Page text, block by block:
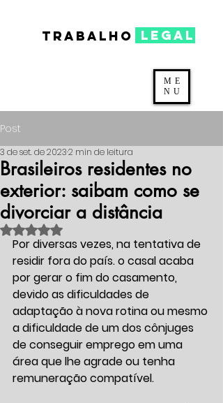
TRABALHO legal
ME
NU
Post
Brasileiros residentes no
exterior: saibam como se
divorciar a distância
3 de set. de 20232 min de leitura
Avaliado com NaN de 5 estrelas.
Por diversas vezes, na tentativa de
residir fora do país. o casal acaba
por gerar o fim do casamento,
devido as dificuldades de
adaptação à nova rotina ou mesmo
a dificuldade de um dos cônjuges
de conseguir emprego em uma
área que lhe agrade ou tenha
remuneração compatível.